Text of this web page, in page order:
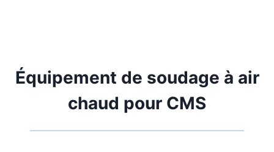
Équipement de soudage à air
chaud pour CMS